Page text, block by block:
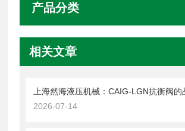
产品分类
相关文章
2026-07-14